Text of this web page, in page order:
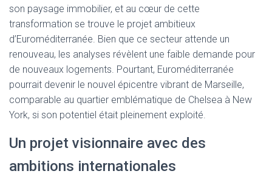
son paysage immobilier, et au cœur de cette
transformation se trouve le projet ambitieux
d’Euroméditerranée. Bien que ce secteur attende un
renouveau, les analyses révèlent une faible demande pour
de nouveaux logements. Pourtant, Euroméditerranée
pourrait devenir le nouvel épicentre vibrant de Marseille,
comparable au quartier emblématique de Chelsea à New
York, si son potentiel était pleinement exploité.
Un projet visionnaire avec des
ambitions internationales